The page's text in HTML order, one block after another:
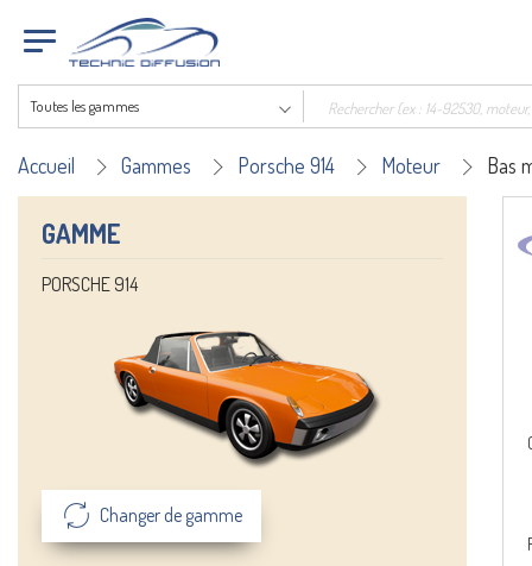
Toutes les gammes
Accueil Gammes Porsche 914 Moteur Bas
GAMME
PORSCHE 914
Changer de gamme